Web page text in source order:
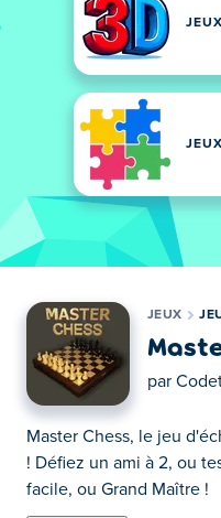
JEUX
par
Master Chess, le jeu
! Défiez un ami à 2, ou
facile, ou Grand Maître !